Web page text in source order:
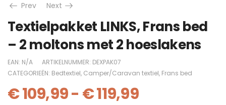
Prev
Next
Textielpakket LINKS, Frans bed
– 2 moltons met 2 hoeslakens
EAN: N/A ARTIKELNUMMER: DEXPAK07
CATEGORIEËN: Bedtextiel, Camper/Caravan textiel, Frans bed
€109,99- €119,99